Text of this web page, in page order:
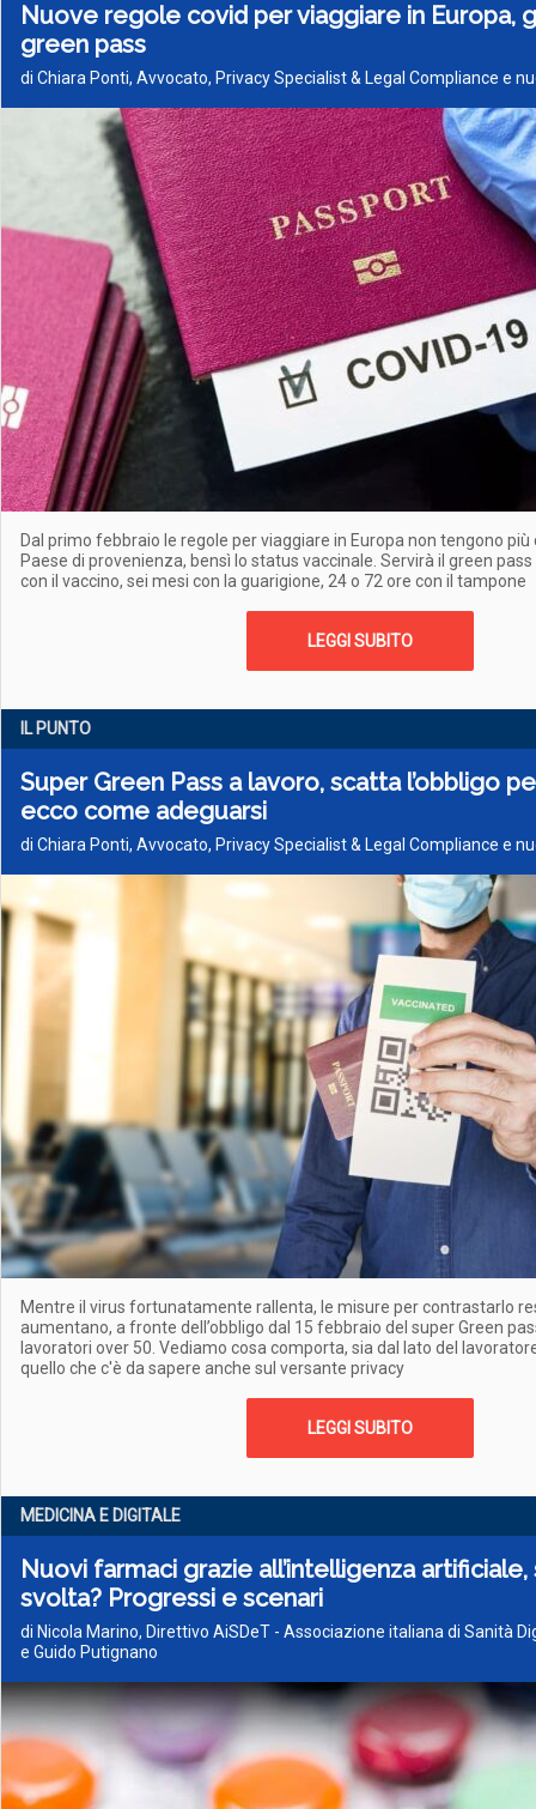
Nuove regole covid per viaggiare in Europa,
green pass
di Chiara Ponti, Avvocato, Privacy Specialist & Legal Compliance e
Dal primo febbraio le regole per viaggiare in Europa non tengono
Paese di provenienza, bensì lo status vaccinale. Servirà il green
con il vaccino, sei mesi con la guarigione, 24 o 72 ore con il tampone
LEGGI SUBITO
IL PUNTO
Super Green Pass a lavoro, scatta l’obbligo
ecco come adeguarsi
di Chiara Ponti, Avvocato, Privacy Specialist & Legal Compliance e
Mentre il virus fortunatamente rallenta, le misure per contrastarlo
aumentano, a fronte dell’obbligo dal 15 febbraio del super Green
lavoratori over 50. Vediamo cosa comporta, sia dal lato del
quello che c'è da sapere anche sul versante privacy
LEGGI SUBITO
MEDICINA E DIGITALE
Nuovi farmaci grazie all’intelligenza artificiale,
svolta? Progressi e scenari
di Nicola Marino, Direttivo AiSDeT - Associazione italiana di Sanità
e Guido Putignano